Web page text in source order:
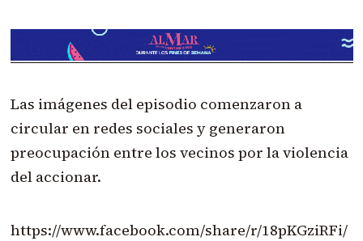
Las imágenes del episodio comenzaron a
circular en redes sociales y generaron
preocupación entre los vecinos por la violencia
del accionar.
https://www.facebook.com/share/r/18pKGziRFi/